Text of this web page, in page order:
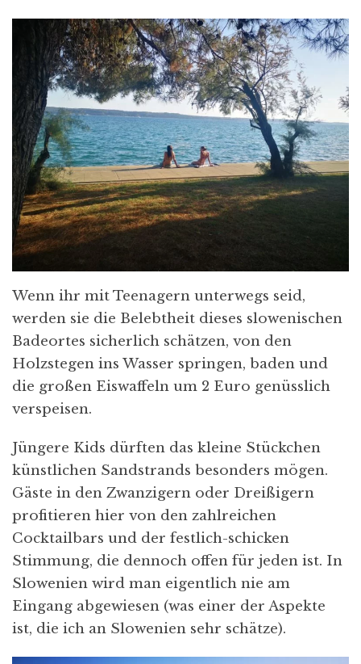
Wenn ihr mit Teenagern unterwegs seid,
werden sie die Belebtheit dieses slowenischen
Badeortes sicherlich schätzen, von den
Holzstegen ins Wasser springen, baden und
die großen Eiswaffeln um 2 Euro genüsslich
verspeisen.
Jüngere Kids dürften das kleine Stückchen
künstlichen Sandstrands besonders mögen.
Gäste in den Zwanzigern oder Dreißigern
profitieren hier von den zahlreichen
Cocktailbars und der festlich-schicken
Stimmung, die dennoch offen für jeden ist. In
Slowenien wird man eigentlich nie am
Eingang abgewiesen (was einer der Aspekte
ist, die ich an Slowenien sehr schätze).